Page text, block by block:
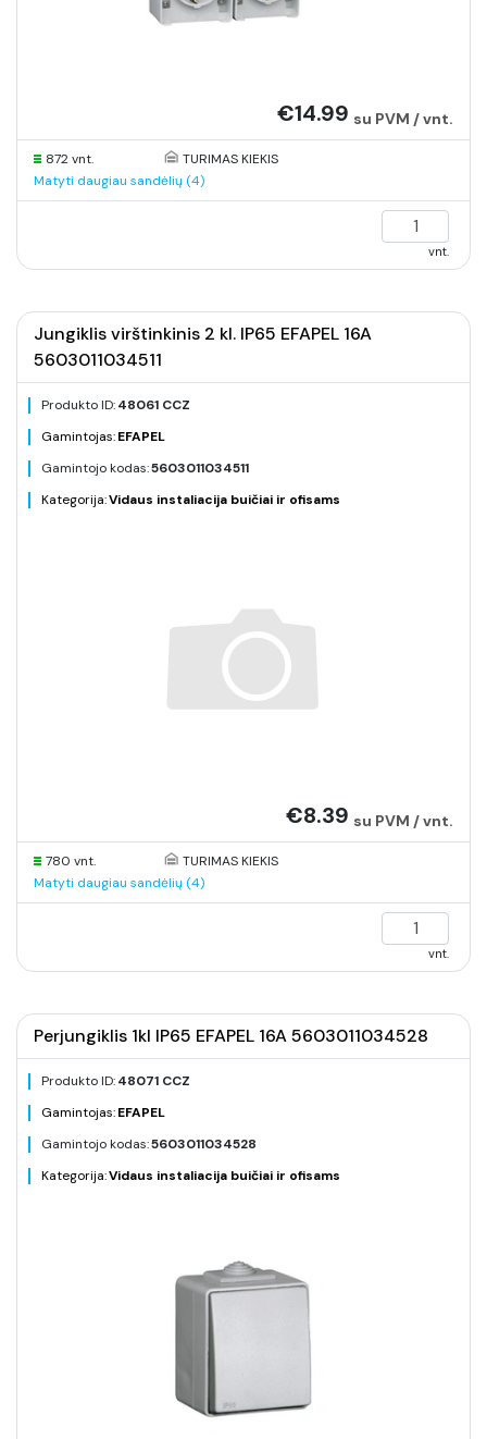
€14.99 su PVM / vnt.
872 vnt.
TURIMAS KIEKIS
Matyti daugiau sandėlių (4)
vnt.
Jungiklis virštinkinis 2 kl. IP65 EFAPEL 16A
5603011034511
Produkto ID:48061 CCZ
Gamintojas:EFAPEL
Gamintojo kodas:5603011034511
Kategorija:Vidaus instaliacija buičiai ir ofisams
€8.39 su PVM / vnt.
780 vnt.
TURIMAS KIEKIS
Matyti daugiau sandėlių (4)
vnt.
Perjungiklis 1kl IP65 EFAPEL 16A 5603011034528
Produkto ID:48071 CCZ
Gamintojas:EFAPEL
Gamintojo kodas:5603011034528
Kategorija:Vidaus instaliacija buičiai ir ofisams